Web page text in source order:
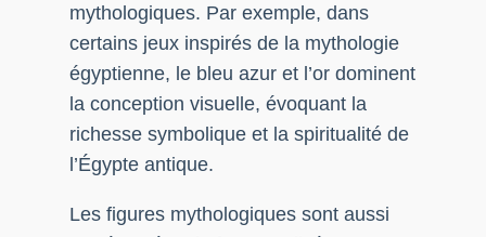
mythologiques. Par exemple, dans
certains jeux inspirés de la mythologie
égyptienne, le bleu azur et l’or dominent
la conception visuelle, évoquant la
richesse symbolique et la spiritualité de
l’Égypte antique.
Les figures mythologiques sont aussi